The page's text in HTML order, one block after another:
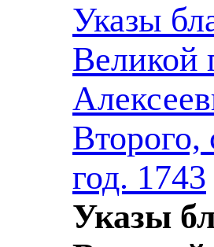
Указы
Великой
Второго,
год. 1743
Указы